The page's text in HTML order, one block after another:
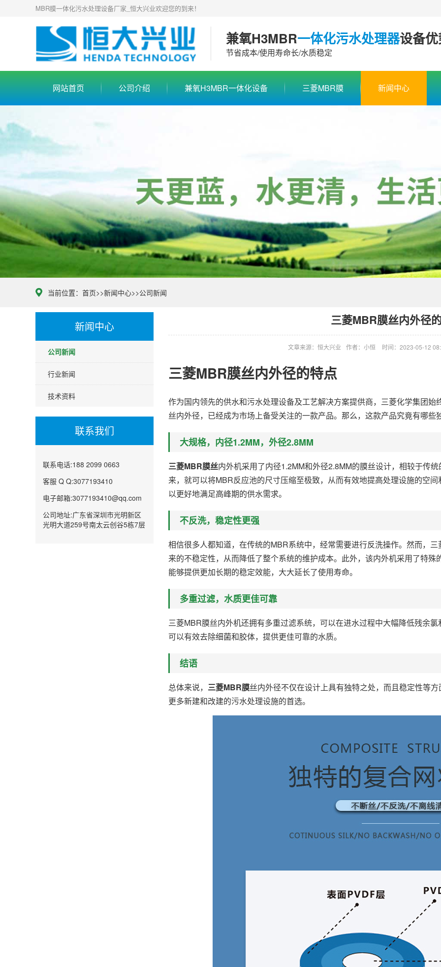
MBR膜一体化污水处理设备厂家_恒大兴业欢迎您的到来！
兼氧H3MBR一体化污水处理器设备
节省成本/使用寿命长/水质稳定
网站首页 公司介绍 兼氧H3MBR一体化设备 三菱MBR膜 新闻中心
当前位置： 首页>>新闻中心>>公司新闻
新闻中心
公司新闻
行业新闻
技术资料
联系我们
联系电话:188 2099 0663
客服 Q Q:3077193410
电子邮箱:3077193410@qq.com
公司地址:广东省深圳市光明新区
光明大道259号南太云创谷5栋7层
三菱MBR膜丝内外径
文章来源：恒大兴业 作者：小恒 时间：2023-05-12
三菱MBR膜丝内外径的特点
作为国内领先的供水和污水处理设备及工艺解决方案提供商，三菱化学集团
丝内外径，已经成为市场上备受关注的一款产品。那么，这款产品究竟有哪
大规格，内径1.2MM，外径2.8MM
三菱MBR膜丝内外机采用了内径1.2MM和外径2.8MM的膜丝设计，相较于传
来，就可以将MBR反应池的尺寸压缩至极致，从而有效地提高处理设施的空
以更好地满足高峰期的供水需求。
不反洗，稳定性更强
相信很多人都知道，在传统的MBR系统中，经常需要进行反洗操作。然而，
来的不稳定性，从而降低了整个系统的维护成本。此外，该内外机采用了特
能够提供更加长期的稳定效能，大大延长了使用寿命。
多重过滤，水质更佳可靠
三菱MBR膜丝内外机还拥有多重过滤系统，可以在进水过程中大幅降低残余
可以有效去除细菌和胶体，提供更佳可靠的水质。
结语
总体来说， 三菱MBR膜丝内外径不仅在设计上具有独特之处，而且稳定性等
更多新建和改建的污水处理设施的首选。